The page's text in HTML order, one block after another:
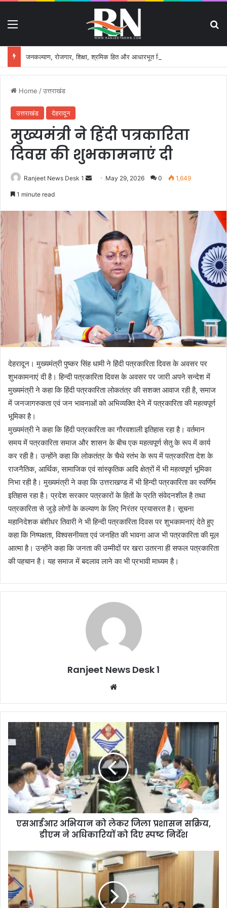
Home /उत्तराखंड
उत्तराखंड देहरादून
मुख्यमंत्री ने हिंदी पत्रकारिता
दिवस की शुभकामनाएं दी
Ranjeet News Desk 1
d
m
a
May 29, 2026 0 1,649
1 minute read
देहरादून। मुख्यमंत्री पुष्कर सिंह धामी ने हिंदी पत्रकारिता दिवस के अवसर पर
शुभकामनाएं दी है। हिन्दी पत्रकारिता दिवस के अवसर पर जारी अपने सन्देश में
मुख्यमंत्री ने कहा कि हिंदी पत्रकारिता लोकतंत्र की सशक्त आवाज रही है, समाज
में जनजागरुकता एवं जन भावनाओं को अभिव्यक्ति देने में पत्रकारिता की महत्वपूर्ण
भूमिका है।
मुख्यमंत्री ने कहा कि हिंदी पत्रकारिता का गौरवशाली इतिहास रहा है। वर्तमान
समय में पत्रकारिता समाज और शासन के बीच एक महत्वपूर्ण सेतु के रूप में कार्य
कर रही है। उन्होंने कहा कि लोकतंत्र के चैथे स्तंभ के रूप में पत्रकारिता देश के
राजनैतिक, आर्थिक, सामाजिक एवं सांस्कृतिक आदि क्षेत्रों में भी महत्वपूर्ण भूमिका
निभा रही है। मुख्यमंत्री ने कहा कि उत्तराखण्ड में भी हिन्दी पत्रकारिता का स्वर्णिम
इतिहास रहा है। प्रदेश सरकार पत्रकारों के हितों के प्रति संवेदनशील है तथा
पत्रकारिता से जुड़े लोगों के कल्याण के लिए निरंतर प्रयासरत है। सूचना
महानिदेशक बंशीधर तिवारी ने भी हिन्दी पत्रकारिता दिवस पर शुभकामनाएं देते हुए
कहा कि निष्पक्षता, विश्वसनीयता एवं जनहित की भावना आज भी पत्रकारिता की मूल
आत्मा है। उन्होंने कहा कि जनता की उम्मीदों पर खरा उतरना ही सफल पत्रकारिता
की पहचान है। यह समाज में बदलाव लाने का भी प्रभावी माध्यम है।
Ranjeet News Desk 1
te
एसआईआर अभियान को लेकर जिला प्रशासन सक्रिय,
डीएम ने अधिकारियों को दिए स्पष्ट निर्देश